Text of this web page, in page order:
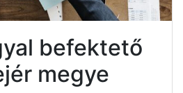
befektető
megye